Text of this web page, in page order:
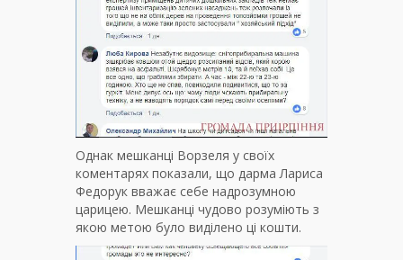
Однак мешканці Ворзеля у своїх
коментарях показали, що дарма Лариса
Федорук вважає себе надрозумною
царицею. Мешканці чудово розуміють з
якою метою було виділено ці кошти.